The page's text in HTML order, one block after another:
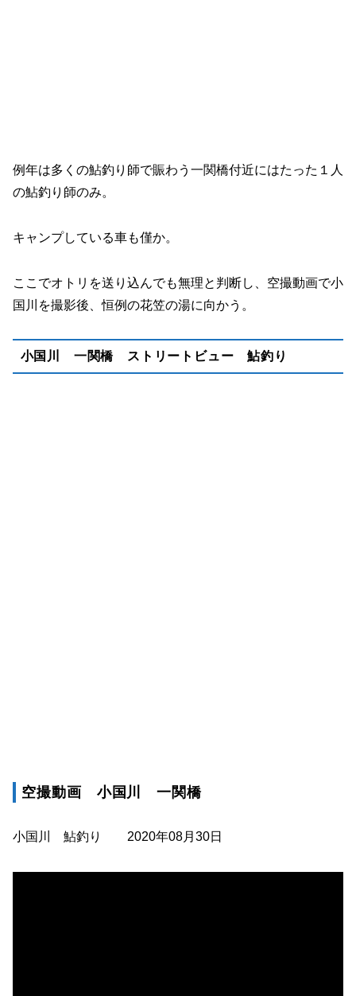
例年は多くの鮎釣り師で賑わう一関橋付近にはたった１人
の鮎釣り師のみ。
キャンプしている車も僅か。
ここでオトリを送り込んでも無理と判断し、空撮動画で小
国川を撮影後、恒例の花笠の湯に向かう。
小国川 一関橋 ストリートビュー 鮎釣り
空撮動画 小国川 一関橋
小国川 鮎釣り 2020年08月30日